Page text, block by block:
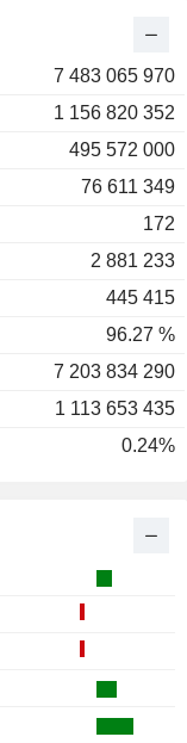
7 483 065 970
1 156 820 352
495 572 000
76 611 349
172
2 881 233
445 415
96.27 %
7 203 834 290
1 113 653 435
0.24%